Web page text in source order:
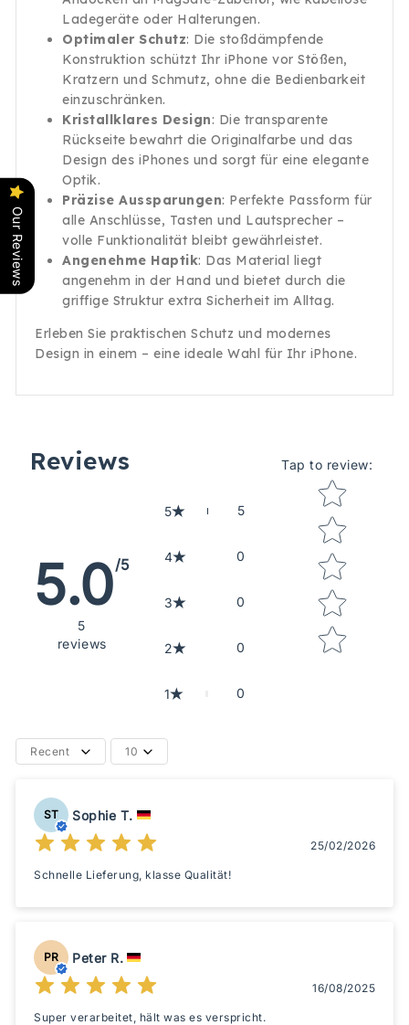
Ladegeräte oder Halterungen.
Optimaler Schutz: Die stoßdämpfende
Konstruktion schützt Ihr iPhone vor Stößen,
Kratzern und Schmutz, ohne die Bedienbarkeit
einzuschränken.
Kristallklares Design: Die transparente
Rückseite bewahrt die Originalfarbe und das
Design des iPhones und sorgt für eine elegante
Optik.
Präzise Aussparungen: Perfekte Passform für
alle Anschlüsse, Tasten und Lautsprecher –
volle Funktionalität bleibt gewährleistet.
Angenehme Haptik: Das Material liegt
angenehm in der Hand und bietet durch die
griffige Struktur extra Sicherheit im Alltag.
Erleben Sie praktischen Schutz und modernes
Design in einem – eine ideale Wahl für Ihr iPhone.
Reviews
5.0/5
5
reviews
5 5
4 0
3 0
2 0
1 0
Tap to review:
Star rating
Recent 10
ST Sophie T.
25/02/2026
Schnelle Lieferung, klasse Qualität!
PR Peter R.
16/08/2025
Super verarbeitet, hält was es verspricht.
Our Reviews